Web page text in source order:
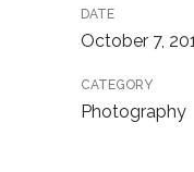
DATE
October 7,
CATEGORY
Photography